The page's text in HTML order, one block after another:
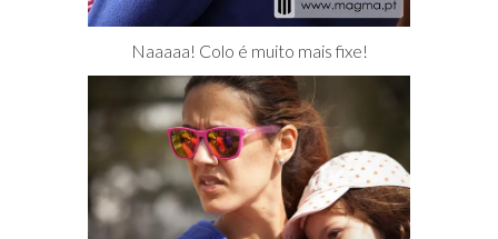
Naaaaa! Colo é muito mais fixe!